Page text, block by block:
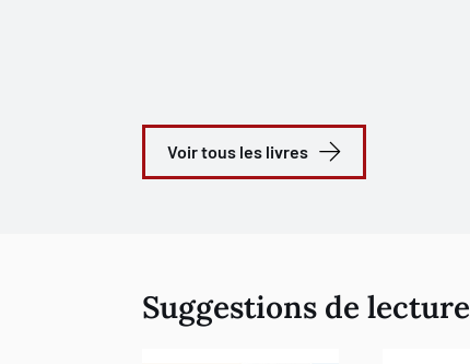
Voir tous les livres
Suggestions de lecture